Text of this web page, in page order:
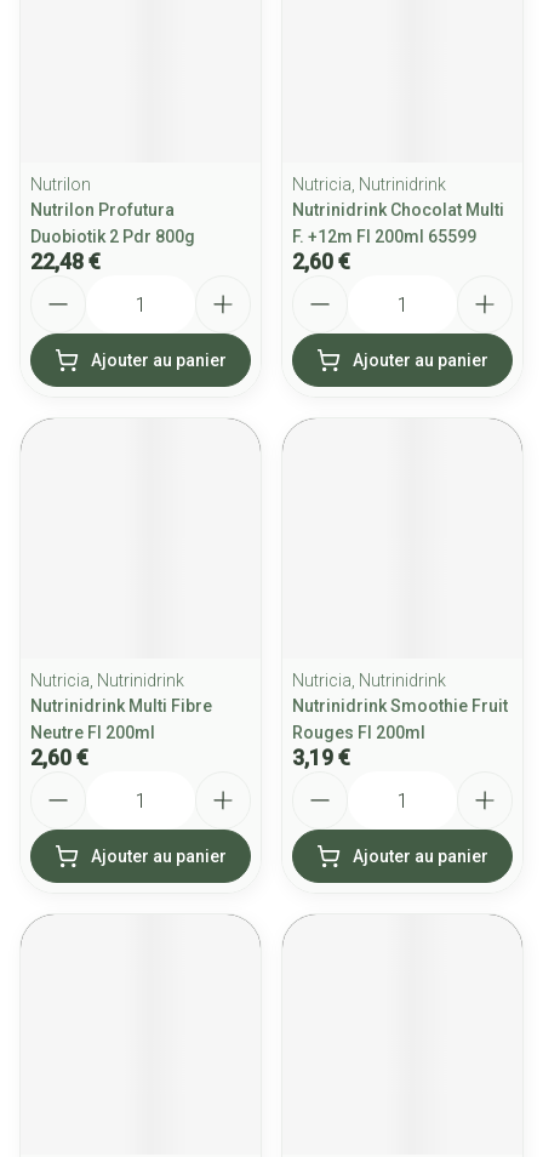
Nutrilon
Nutrilon Profutura
Duobiotik 2 Pdr 800g
22,48 €
Ajouter au panier
Nutricia, Nutrinidrink
Nutrinidrink Chocolat Multi
F. +12m Fl 200ml 65599
2,60 €
Ajouter au panier
Nutricia, Nutrinidrink
Nutrinidrink Multi Fibre
Neutre Fl 200ml
2,60 €
Ajouter au panier
Nutricia, Nutrinidrink
Nutrinidrink Smoothie Fruit
Rouges Fl 200ml
3,19 €
Ajouter au panier